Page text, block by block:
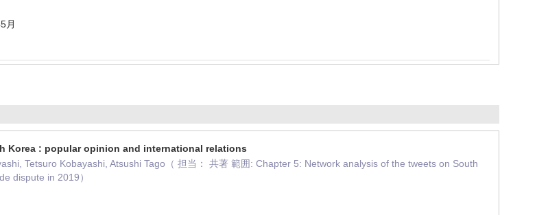
月
Korea : popular opinion and international relations
Tetsuro Kobayashi, Atsushi Tago（ 担当： 共著 範囲: Chapter 5: Network analysis of the tweets on South
dispute in 2019）